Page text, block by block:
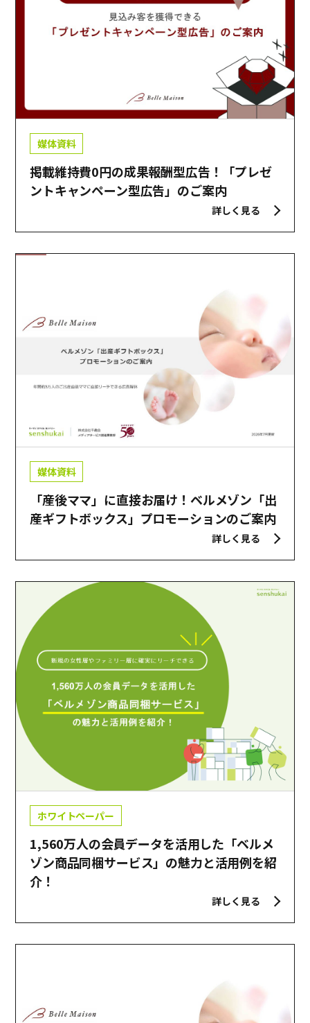
媒体資料
掲載維持費0円の成果報酬型広告！「プレゼ
ントキャンペーン型広告」のご案内
詳しく見る
媒体資料
「産後ママ」に直接お届け！ベルメゾン「出
産ギフトボックス」プロモーションのご案内
詳しく見る
ホワイトペーパー
1,560万人の会員データを活用した「ベルメ
ゾン商品同梱サービス」の魅力と活用例を紹
介！
詳しく見る